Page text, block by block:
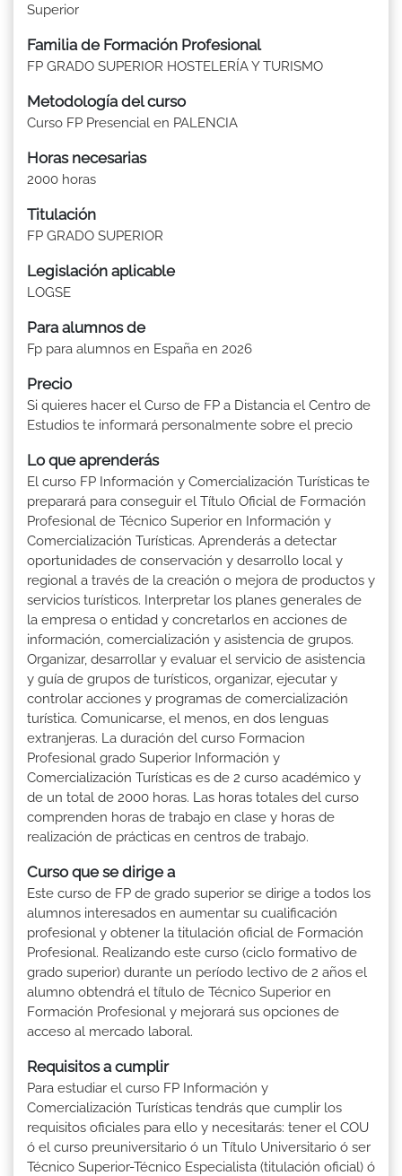
Superior
Familia de Formación Profesional
FP GRADO SUPERIOR HOSTELERÍA Y TURISMO
Metodología del curso
Curso FP Presencial en PALENCIA
Horas necesarias
2000 horas
Titulación
FP GRADO SUPERIOR
Legislación aplicable
LOGSE
Para alumnos de
Fp para alumnos en España en 2026
Precio
Si quieres hacer el Curso de FP a Distancia el Centro de
Estudios te informará personalmente sobre el precio
Lo que aprenderás
El curso FP Información y Comercialización Turísticas te
preparará para conseguir el Título Oficial de Formación
Profesional de Técnico Superior en Información y
Comercialización Turísticas. Aprenderás a detectar
oportunidades de conservación y desarrollo local y
regional a través de la creación o mejora de productos y
servicios turísticos. Interpretar los planes generales de
la empresa o entidad y concretarlos en acciones de
información, comercialización y asistencia de grupos.
Organizar, desarrollar y evaluar el servicio de asistencia
y guía de grupos de turísticos, organizar, ejecutar y
controlar acciones y programas de comercialización
turística. Comunicarse, el menos, en dos lenguas
extranjeras. La duración del curso Formacion
Profesional grado Superior Información y
Comercialización Turísticas es de 2 curso académico y
de un total de 2000 horas. Las horas totales del curso
comprenden horas de trabajo en clase y horas de
realización de prácticas en centros de trabajo.
Curso que se dirige a
Este curso de FP de grado superior se dirige a todos los
alumnos interesados en aumentar su cualificación
profesional y obtener la titulación oficial de Formación
Profesional. Realizando este curso (ciclo formativo de
grado superior) durante un período lectivo de 2 años el
alumno obtendrá el título de Técnico Superior en
Formación Profesional y mejorará sus opciones de
acceso al mercado laboral.
Requisitos a cumplir
Para estudiar el curso FP Información y
Comercialización Turísticas tendrás que cumplir los
requisitos oficiales para ello y necesitarás: tener el COU
ó el curso preuniversitario ó un Título Universitario ó ser
Técnico Superior-Técnico Especialista (titulación oficial) ó